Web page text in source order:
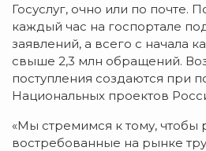
Госуслуг, очно или по
каждый час на госпортале
заявлений, а всего с начала
свыше 2,3 млн обращений.
поступления создаются при
Национальных проектов
«Мы стремимся к тому, чтобы
востребованные на рынке